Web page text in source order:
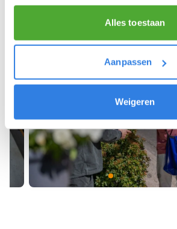
Alles toestaan
Aanpassen
Weigeren